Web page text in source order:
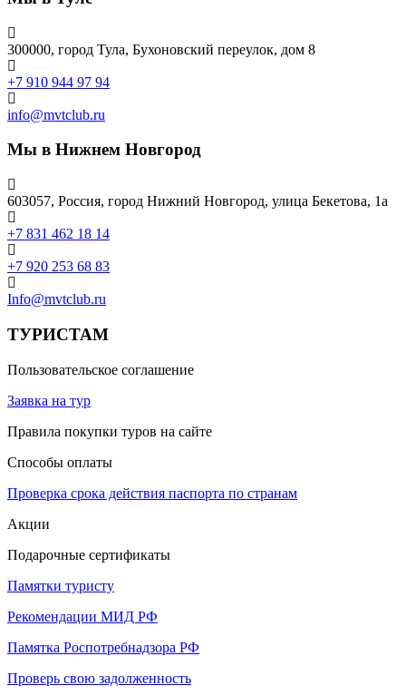
300000, город Тула, Бухоновский переулок, дом 8
+7 910 944 97 94
info@mvtclub.ru
Мы в Нижнем Новгород
603057, Россия, город Нижний Новгород, улица Бекетова, 1а
+7 831 462 18 14
+7 920 253 68 83
Info@mvtclub.ru
ТУРИСТАМ
Пользовательское соглашение
Заявка на тур
Правила покупки туров на сайте
Способы оплаты
Проверка срока действия паспорта по странам
Акции
Подарочные сертификаты
Памятки туристу
Рекомендации МИД РФ
Памятка Роспотребнадзора РФ
Проверь свою задолженность